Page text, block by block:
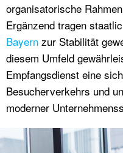
organisatorische
Ergänzend tragen
Bayern zur Stabilität
diesem Umfeld
Empfangsdienst eine
Besucherverkehrs und
moderner